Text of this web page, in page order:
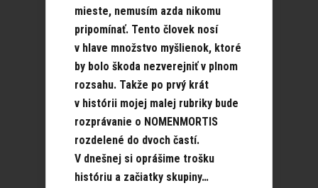
mieste, nemusím azda nikomu
pripomínať. Tento človek nosí
v hlave množstvo myšlienok, ktoré
by bolo škoda nezverejniť v plnom
rozsahu. Takže po prvý krát
v histórii mojej malej rubriky bude
rozprávanie o NOMENMORTIS
rozdelené do dvoch častí.
V dnešnej si oprášime trošku
históriu a začiatky skupiny…